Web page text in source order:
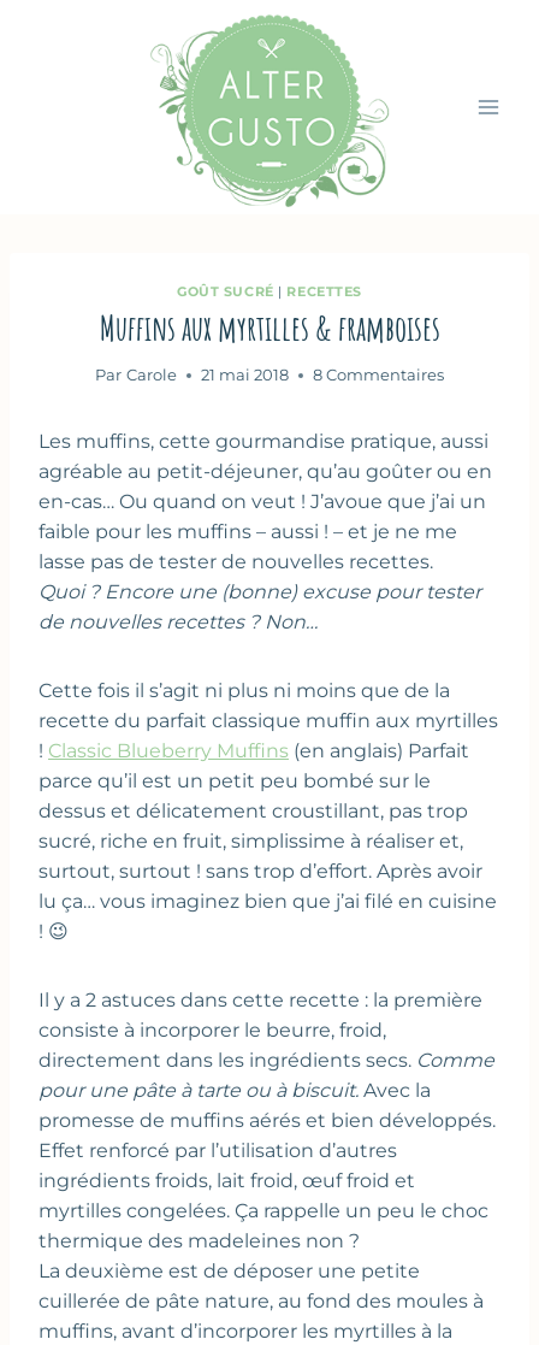
GOÛT SUCRÉ | RECETTES
Muffins aux myrtilles & framboises
Par Carole 21 mai 2018 8 Commentaires
Les muffins, cette gourmandise pratique, aussi
agréable au petit-déjeuner, qu’au goûter ou en
en-cas… Ou quand on veut ! J’avoue que j’ai un
faible pour les muffins – aussi ! – et je ne me
lasse pas de tester de nouvelles recettes.
Quoi ? Encore une (bonne) excuse pour tester
de nouvelles recettes ? Non…
Cette fois il s’agit ni plus ni moins que de la
recette du parfait classique muffin aux myrtilles
! Classic Blueberry Muffins (en anglais) Parfait
parce qu’il est un petit peu bombé sur le
dessus et délicatement croustillant, pas trop
sucré, riche en fruit, simplissime à réaliser et,
surtout, surtout ! sans trop d’effort. Après avoir
lu ça… vous imaginez bien que j’ai filé en cuisine
! 😉
Il y a 2 astuces dans cette recette : la première
consiste à incorporer le beurre, froid,
directement dans les ingrédients secs. Comme
pour une pâte à tarte ou à biscuit. Avec la
promesse de muffins aérés et bien développés.
Effet renforcé par l’utilisation d’autres
ingrédients froids, lait froid, œuf froid et
myrtilles congelées. Ça rappelle un peu le choc
thermique des madeleines non ?
La deuxième est de déposer une petite
cuillerée de pâte nature, au fond des moules à
muffins, avant d’incorporer les myrtilles à la